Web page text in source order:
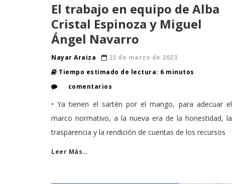
El trabajo en equipo de Alba
Cristal Espinoza y Miguel
Ángel Navarro
Nayar Araiza
23 de marzo de 2023
Tiempo estimado de lectura: 6 minutos
comentarios
• Ya tienen el sartén por el mango, para adecuar el
marco normativo, a la nueva era de la honestidad, la
trasparencia y la rendición de cuentas de los recursos
Leer Más…